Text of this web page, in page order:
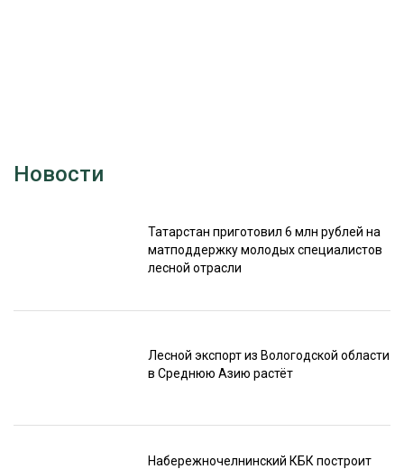
Новости
Татарстан приготовил 6 млн рублей на
матподдержку молодых специалистов
лесной отрасли
Лесной экспорт из Вологодской области
в Среднюю Азию растёт
Набережночелнинский КБК построит